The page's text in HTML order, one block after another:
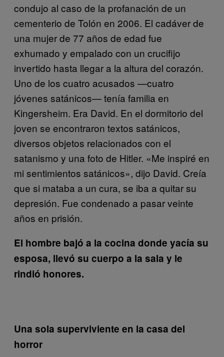
condujo al caso de la profanación de un
cementerio de Tolón en 2006. El cadáver de
una mujer de 77 años de edad fue
exhumado y empalado con un crucifijo
invertido hasta llegar a la altura del corazón.
Uno de los cuatro acusados —cuatro
jóvenes satánicos— tenía familia en
Kingersheim. Era David. En el dormitorio del
joven se encontraron textos satánicos,
diversos objetos relacionados con el
satanismo y una foto de Hitler. «Me inspiré en
mi sentimientos satánicos», dijo David. Creía
que si mataba a un cura, se iba a quitar su
depresión. Fue condenado a pasar veinte
años en prisión.
El hombre bajó a la cocina donde yacía su
esposa, llevó su cuerpo a la sala y le
rindió honores.
Una sola superviviente en la casa del
horror